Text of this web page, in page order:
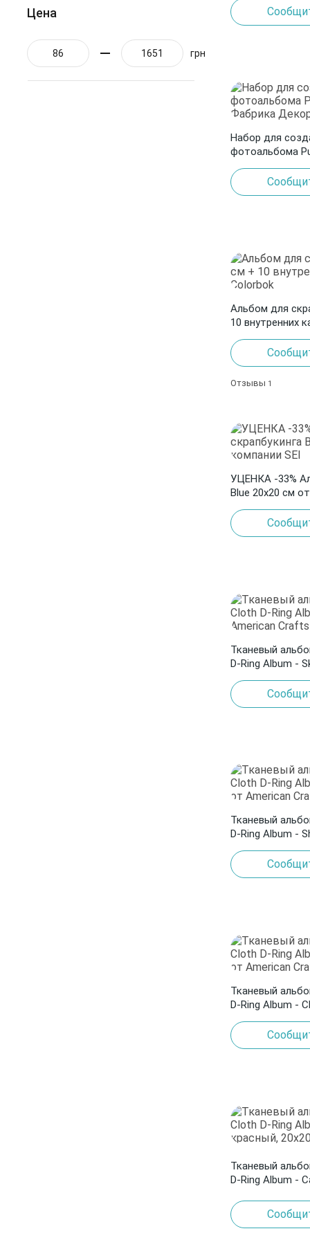
Переплет
Цена
грн
Набор для
фотоальбома
Фабрика
Альбом для
10 внутренних
Отзывы 1
УЦЕНКА -33%
Blue 20х20 см
Тканевый
D-Ring Album -
Crafts
Тканевый
D-Ring Album -
American Crafts
Тканевый
D-Ring Album -
American Crafts
Тканевый
D-Ring Album -